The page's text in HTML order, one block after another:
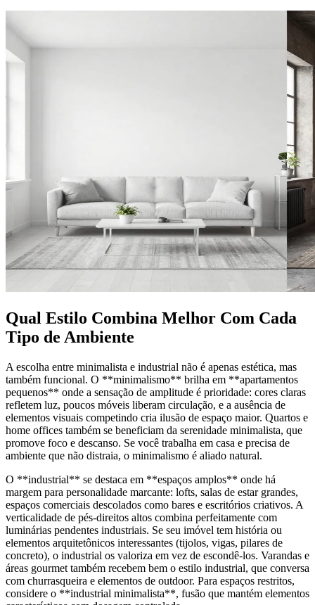
Qual Estilo Combina Melhor Com Cada
Tipo de Ambiente
A escolha entre minimalista e industrial não é apenas estética, mas
também funcional. O **minimalismo** brilha em **apartamentos
pequenos** onde a sensação de amplitude é prioridade: cores claras
refletem luz, poucos móveis liberam circulação, e a ausência de
elementos visuais competindo cria ilusão de espaço maior. Quartos e
home offices também se beneficiam da serenidade minimalista, que
promove foco e descanso. Se você trabalha em casa e precisa de
ambiente que não distraia, o minimalismo é aliado natural.
O **industrial** se destaca em **espaços amplos** onde há
margem para personalidade marcante: lofts, salas de estar grandes,
espaços comerciais descolados como bares e escritórios criativos. A
verticalidade de pés-direitos altos combina perfeitamente com
luminárias pendentes industriais. Se seu imóvel tem história ou
elementos arquitetônicos interessantes (tijolos, vigas, pilares de
concreto), o industrial os valoriza em vez de escondê-los. Varandas e
áreas gourmet também recebem bem o estilo industrial, que conversa
com churrasqueira e elementos de outdoor. Para espaços restritos,
considere o **industrial minimalista**, fusão que mantém elementos